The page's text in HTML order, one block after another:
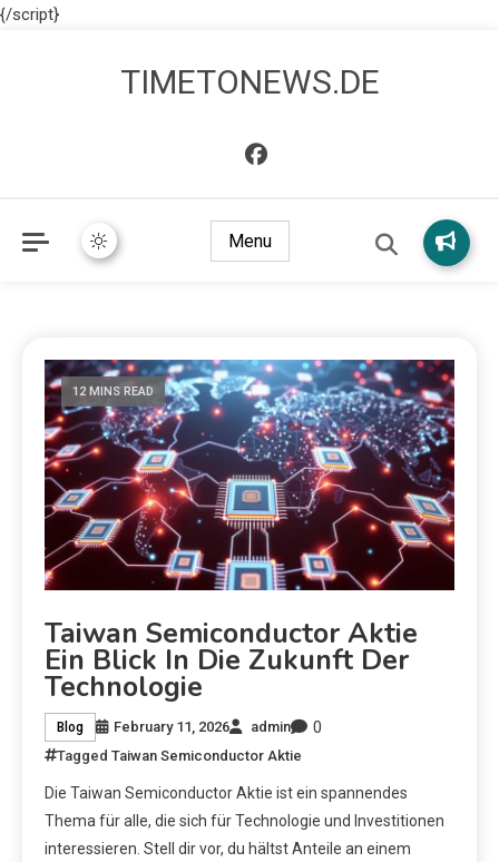
{/script}
TIMETONEWS.DE
Menu
12 MINS READ
Taiwan Semiconductor Aktie
Ein Blick In Die Zukunft Der
Technologie
Blog February 11, 2026 admin 0
Tagged Taiwan Semiconductor Aktie
Die Taiwan Semiconductor Aktie ist ein spannendes
Thema für alle, die sich für Technologie und Investitionen
interessieren. Stell dir vor, du hältst Anteile an einem